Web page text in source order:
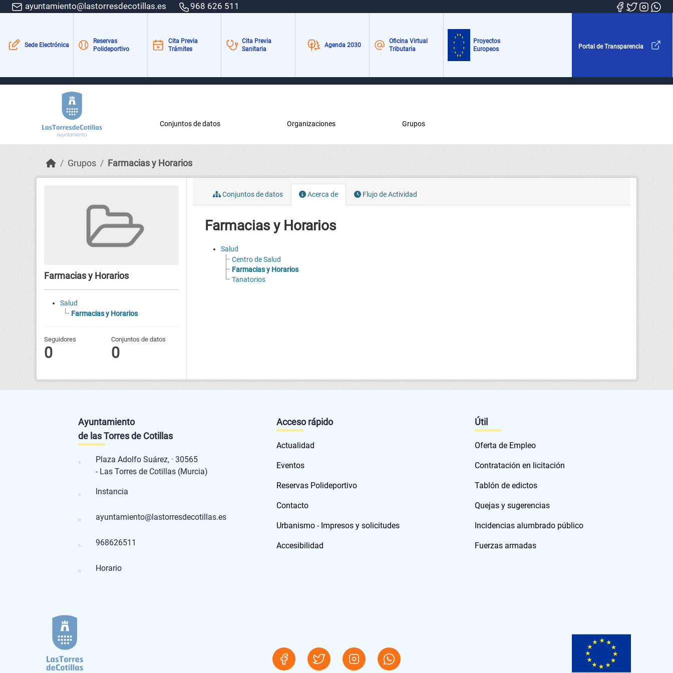
Skip to main content
ayuntamiento@lastorresdecotillas.es 968 626 511
Sede Electrónica
Reservas
Polideportivo
Cita Previa
Trámites
Cita Previa
Sanitaria
Agenda 2030
Oficina Virtual
Tributaria
Proyectos
Europeos
Portal de Transparencia
Conjuntos de datos Organizaciones Grupos
Grupos Farmacias y Horarios
Farmacias y Horarios
Salud
Farmacias y Horarios
Seguidores
0
Conjuntos de datos
0
Conjuntos de datos Acerca de Flujo de Actividad
Farmacias y Horarios
Salud
Centro de Salud
Farmacias y Horarios
Tanatorios
Ayuntamiento
de las Torres de Cotillas
Plaza Adolfo Suárez, · 30565
- Las Torres de Cotillas (Murcia)
Instancia
ayuntamiento@lastorresdecotillas.es
968626511
Horario
Acceso rápido
Actualidad
Eventos
Reservas Polideportivo
Contacto
Urbanismo - Impresos y solicitudes
Accesibilidad
Útil
Oferta de Empleo
Contratación en licitación
Tablón de edictos
Quejas y sugerencias
Incidencias alumbrado público
Fuerzas armadas